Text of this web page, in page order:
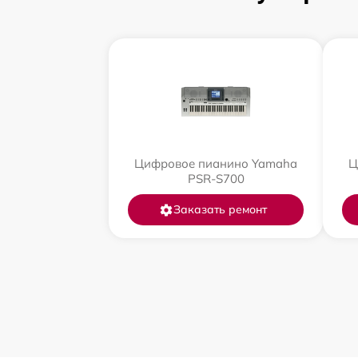
Цифровое пианино Yamaha
PSR-S700
Заказать ремонт